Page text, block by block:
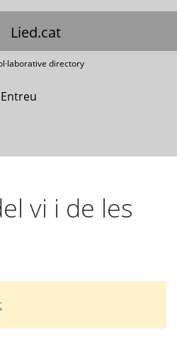
Lied.cat
directory
Entreu
vi i de les